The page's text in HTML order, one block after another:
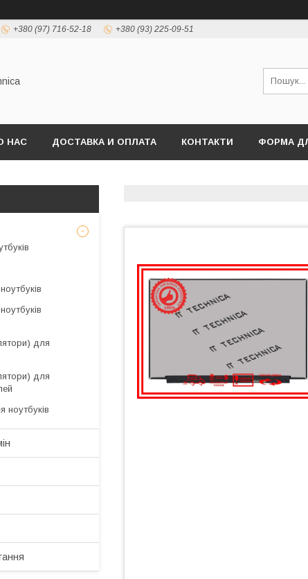
+380 (97) 716-52-18 +380 (93) 225-09-51
НАС ДОСТАВКА И ОПЛАТА КОНТАКТИ ФОРМА
для
для
ноутбуків